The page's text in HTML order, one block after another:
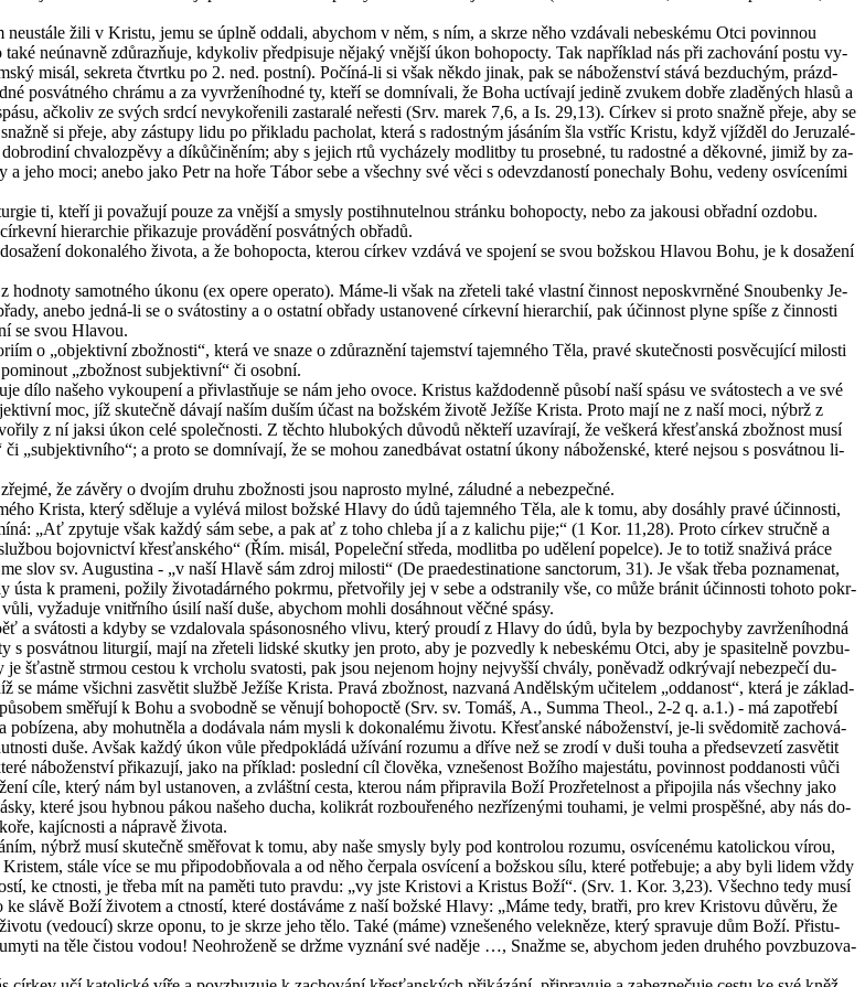
žili v Kris­tu, jemu se úplně od­da­li, abychom v něm, s ním, a skrze něho vzdá­va­li ne­bes­ké­mu Otci po­vin­nou
ne­ú­nav­ně zdů­razňuje, kdy­ko­liv před­pi­su­je ně­ja­ký vněj­ší úkon bo­ho­po­cty. Tak na­pří­klad nás při za­cho­vá­ní postu vy­
misál, se­kre­ta čtvrt­ku po 2. ned. post­ní). Po­čí­ná-li si však někdo jinak, pak se ná­bo­žen­ství stává bez­du­chým, prázd­
po­svát­né­ho chrá­mu a za vy­vr­že­ní­hod­né ty, kteří se do­mní­va­li, že Boha uctí­va­jí je­di­ně zvu­kem dobře zla­dě­ných hlasů a
ač­ko­liv ze svých srdcí ne­vy­ko­ře­ni­li za­sta­ra­lé neřes­ti (Srv. marek 7,6, a Is. 29,13). Cír­kev si proto snažně přeje, aby se
si přeje, aby zá­stu­py lidu po při­kla­du pa­cho­lat, která s ra­dost­ným já­sá­ním šla vstříc Kris­tu, když vjíž­děl do Je­ruza­lé­
chva­lo­zpěvy a dí­ků­či­ně­ním; aby s je­jich rtů vy­chá­ze­ly mod­lit­by tu pro­seb­né, tu ra­dost­né a dě­kov­né, jimiž by za­
jeho moci; anebo jako Petr na hoře Tábor sebe a všech­ny své věci s ode­vzda­nos­tí po­ne­cha­ly Bohu, ve­de­ny osví­ce­ní­mi
ti, kteří ji po­va­žu­jí pouze za vněj­ší a smys­ly po­stih­nu­tel­nou strán­ku bo­ho­po­cty, nebo za ja­kousi ob­řad­ní oz­do­bu.
hi­e­rar­chie při­ka­zu­je pro­vá­dě­ní po­svát­ných ob­řa­dů.
do­ko­na­lé­ho ži­vo­ta, a že bo­ho­po­cta, kte­rou cír­kev vzdá­vá ve spo­je­ní se svou bož­skou Hla­vou Bohu, je k do­sa­že­ní
sa­mot­né­ho úkonu (ex opere ope­ra­to). Máme-li však na zře­te­li také vlast­ní čin­nost ne­po­sk­vr­ně­né Snou­ben­ky Je­
anebo jedná-li se o svá­tos­ti­ny a o ostat­ní ob­řa­dy usta­no­ve­né cír­kev­ní hi­e­rar­chií, pak účin­nost plyne spíše z čin­nos­ti
se svou Hla­vou.
o „ob­jek­tiv­ní zbož­nos­ti“, která ve snaze o zdů­raz­ně­ní ta­jem­ství ta­jem­né­ho Těla, pravé sku­teč­nos­ti po­svě­cu­jí­cí mi­los­ti
„zbož­nost sub­jek­tiv­ní“ či osob­ní.
dílo na­še­ho vy­kou­pe­ní a při­vlastňuje se nám jeho ovoce. Kris­tus kaž­do­den­ně pů­so­bí naší spásu ve svá­tos­tech a ve své
moc, jíž sku­teč­ně dá­va­jí naším duším účast na bož­ském ži­vo­tě Je­ží­še Kris­ta. Proto mají ne z naší moci, nýbrž z
z ní jaksi úkon celé spo­leč­nos­ti. Z těch­to hlu­bo­kých dů­vo­dů ně­kte­ří uza­ví­ra­jí, že veš­ke­rá křes­ťan­ská zbož­nost musí
„sub­jek­tiv­ní­ho“; a proto se do­mní­va­jí, že se mohou za­ne­dbá­vat ostat­ní úkony ná­bo­žen­ské, které nejsou s po­svát­nou li­
že zá­vě­ry o dvo­jím druhu zbož­nos­ti jsou na­pros­to mylné, zá­lud­né a ne­bez­peč­né.
Kris­ta, který sdě­lu­je a vy­lé­vá mi­lost bož­ské Hlavy do údů ta­jem­né­ho Těla, ale k tomu, aby do­sáh­ly pravé účin­nos­ti,
„Ať zpy­tu­je však každý sám sebe, a pak ať z toho chle­ba jí a z ka­li­chu pije;“ (1 Kor. 11,28). Proto cír­kev struč­ně a
bo­jov­nic­tví křes­ťan­ské­ho“ (Řím. misál, Po­pe­leč­ní stře­da, mod­lit­ba po udě­le­ní po­pel­ce). Je to totiž sna­ži­vá práce
slov sv. Au­gusti­na - „v naší Hlavě sám zdroj mi­los­ti“ (De pra­e­desti­nati­o­ne sanc­to­rum, 31). Je však třeba po­zna­me­nat,
k pra­me­ni, po­ži­ly ži­vo­ta­dár­né­ho po­kr­mu, pře­tvo­ři­ly jej v sebe a od­stra­ni­ly vše, co může brá­nit účin­nos­ti to­ho­to po­kr­
vy­ža­du­je vnitř­ní­ho úsilí naší duše, abychom mohli do­sáh­nout věčné spásy.
a svá­tos­ti a kdyby se vzda­lo­va­la spá­so­nos­né­ho vlivu, který prou­dí z Hlavy do údů, byla by bez­po­chy­by za­vr­že­ní­hod­ná
s po­svát­nou li­tur­gií, mají na zře­te­li lid­ské skut­ky jen proto, aby je po­zved­ly k ne­bes­ké­mu Otci, aby je spa­si­tel­ně po­vzbu­
šťast­ně str­mou ces­tou k vr­cho­lu sva­tos­ti, pak jsou neje­nom hojny nej­vyš­ší chvá­ly, po­ně­vadž od­krý­va­jí ne­bez­pe­čí du­
máme všich­ni za­svě­tit služ­bě Je­ží­še Kris­ta. Pravá zbož­nost, na­zva­ná An­děl­ským uči­te­lem „od­da­nost“, která je zá­klad­
smě­řu­jí k Bohu a svo­bod­ně se vě­nu­jí bo­ho­po­ctě (Srv. sv. Tomáš, A., Summa Theol., 2-2 q. a.1.) - má za­po­tře­bí
aby mo­hut­ně­la a do­dá­va­la nám mysli k do­ko­na­lé­mu ži­vo­tu. Křes­ťan­ské ná­bo­žen­ství, je-li svě­do­mi­tě za­cho­vá­
duše. Avšak každý úkon vůle před­po­klá­dá uží­vá­ní ro­zu­mu a dříve než se zrodí v duši touha a před­se­vze­tí za­svě­tit
ná­bo­žen­ství při­ka­zu­jí, jako na pří­klad: po­sled­ní cíl člo­vě­ka, vzne­še­nost Bo­ží­ho ma­jestá­tu, po­vin­nost pod­da­nos­ti vůči
cíle, který nám byl usta­no­ven, a zvlášt­ní cesta, kte­rou nám při­pra­vi­la Boží Pro­zře­tel­nost a při­po­ji­la nás všech­ny jako
které jsou hyb­nou pákou na­še­ho ducha, ko­li­krát roz­bou­ře­né­ho ne­zří­ze­ný­mi tou­ha­mi, je velmi pro­spěš­né, aby nás do­
ka­jíc­nos­ti a ná­pra­vě ži­vo­ta.
nýbrž musí sku­teč­ně smě­řo­vat k tomu, aby naše smys­ly byly pod kon­t­ro­lou ro­zu­mu, osví­ce­né­mu ka­to­lic­kou vírou,
stále více se mu při­po­dobňovala a od něho čer­pa­la osví­ce­ní a bož­skou sílu, které po­tře­bu­je; a aby byli lidem vždy
ke ctnos­ti, je třeba mít na pa­mě­ti tuto prav­du: „vy jste Kris­to­vi a Kris­tus Boží“. (Srv. 1. Kor. 3,23). Všech­no tedy musí
slávě Boží ži­vo­tem a ctnos­tí, které do­stá­vá­me z naší bož­ské Hlavy: „Máme tedy, brat­ři, pro krev Kris­to­vu dů­vě­ru, že
(ve­dou­cí) skrze oponu, to je skrze jeho tělo. Také (máme) vzne­še­né­ho ve­lek­ně­ze, který spra­vu­je dům Boží. Při­stu­
na těle čis­tou vodou! Ne­o­hro­že­ně se držme vy­zná­ní své na­dě­je …, Snaž­me se, abychom jeden dru­hé­ho po­vzbu­zo­va­